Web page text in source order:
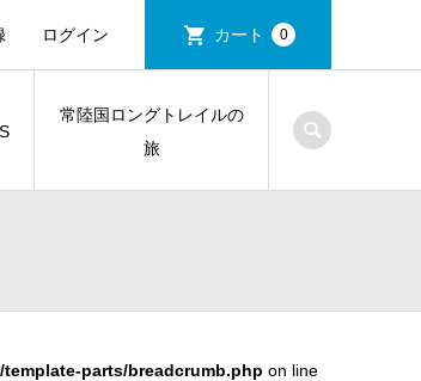
ログイン カート 0
常陸国ロングトレイルの
旅
parts/breadcrumb.php on line